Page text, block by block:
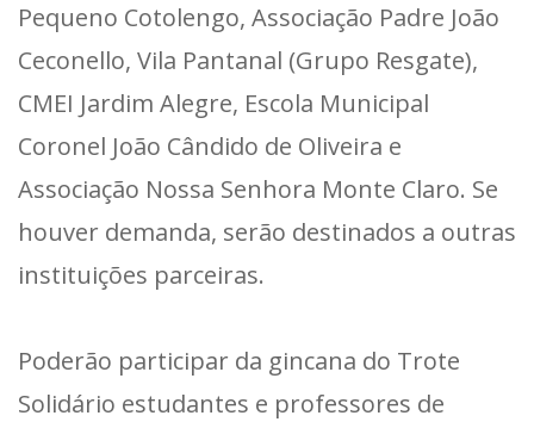
Pequeno Cotolengo, Associação Padre João
Ceconello, Vila Pantanal (Grupo Resgate),
CMEI Jardim Alegre, Escola Municipal
Coronel João Cândido de Oliveira e
Associação Nossa Senhora Monte Claro. Se
houver demanda, serão destinados a outras
instituições parceiras.
Poderão participar da gincana do Trote
Solidário estudantes e professores de